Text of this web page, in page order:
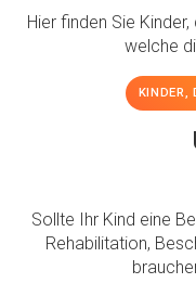
Hier finden Sie
welche
KINDER,
Sollte Ihr Kind eine
Rehabilitation,